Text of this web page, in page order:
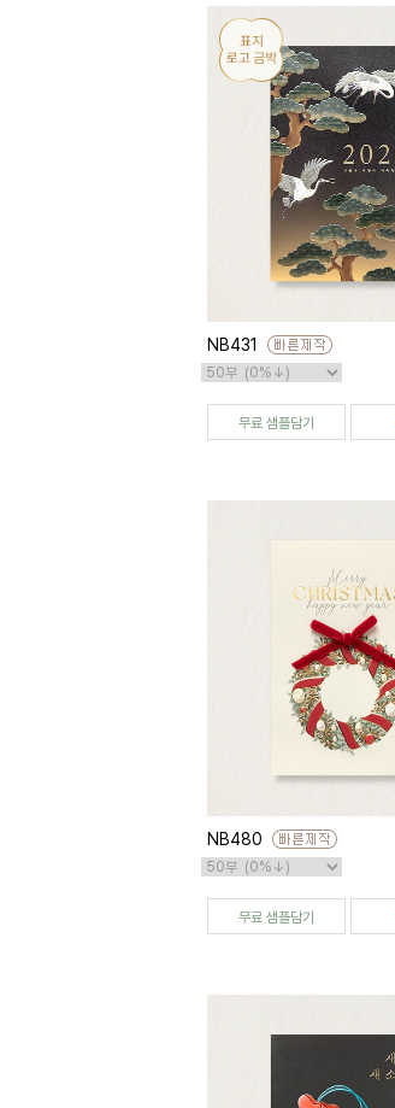
NB431
무료 샘플담기
NB480
무료 샘플담기